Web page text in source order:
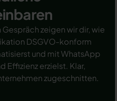
zeigen wir dir, wie
DSGVO-konform
und mit WhatsApp
Effizienz erzielst. Klar,
zugeschnitten.